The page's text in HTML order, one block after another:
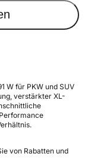
W für PKW und SUV
verstärkter XL-
von Rabatten und